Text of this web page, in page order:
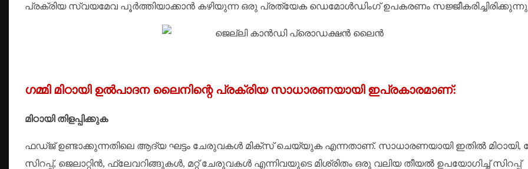
പ്രക്രിയ സ്വയമേവ പൂർത്തിയാക്കാൻ കഴിയുന്ന ഒരു പ്രത്യേക ഡെമോൾഡിംഗ് ഉപകരണം
ഗമ്മി മിഠായി ഉൽപാദന ലൈനിന്റെ പ്രക്രിയ സാധാരണയായി ഇപ്രകാരമാണ്:
മിഠായി തിളപ്പിക്കുക
ഫഡ്ജ് ഉണ്ടാക്കുന്നതിലെ ആദ്യ ഘട്ടം ചേരുവകൾ മിക്സ് ചെയ്യുക എന്നതാണ്. സാധാരണയായി ഇതിൽ
സിറപ്പ്, ജെലാറ്റിൻ, ഫ്ലേവറിങ്ങുകൾ, മറ്റ് ചേരുവകൾ എന്നിവയുടെ മിശ്രിതം ഒരു വലിയ തീയൽ ഉപയോഗിച്ച് സിറപ്പ്